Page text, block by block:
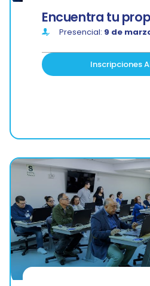
Encuentra tu
Presencial: 9 de
Inscripciones